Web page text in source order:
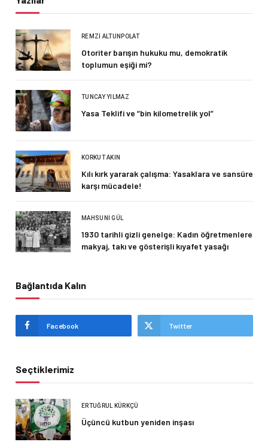
REMZI ALTUNPOLAT
Otoriter barışın hukuku mu, demokratik
toplumun eşiği mi?
TUNCAY YILMAZ
Yasa Teklifi ve “bin kilometrelik yol”
KORKUT AKIN
Kılı kırk yararak çalışma: Yasaklara ve sansüre
karşı mücadele!
MAHSUNI GÜL
1930 tarihli gizli genelge: Kadın öğretmenlere
makyaj, takı ve gösterişli kıyafet yasağı
Bağlantıda Kalın
Facebook Twitter
Seçtiklerimiz
ERTUĞRUL KÜRKÇÜ
Üçüncü kutbun yeniden inşası